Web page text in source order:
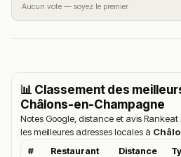
Aucun vote — soyez le premier
📊 Classement des
Châlons-en-Champagne
Notes Google, distance et avis
les meilleures adresses locales à
# Restaurant Distance